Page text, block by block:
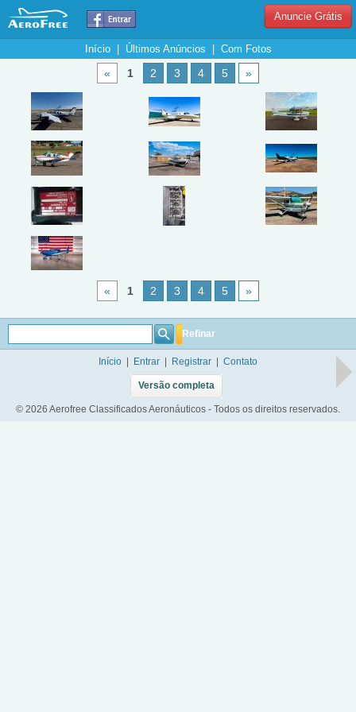
Anuncie Grátis
Início| Últimos Anúncios Com Fotos
« 1 2 3 4 5 »
« 1 2 3 4 5 »
Refinar
Início Entrar Registrar Contato
Versão completa
© 2026 Aerofree Classificados Aeronáuticos - Todos os direitos reservados.